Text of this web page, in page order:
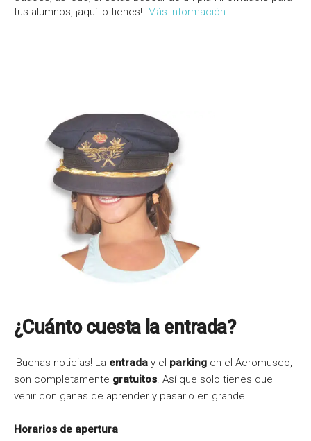
tus alumnos, ¡aquí lo tienes!. Más información.
¿Cuánto cuesta la entrada?
¡Buenas noticias! La entrada y el parking en el Aeromuseo,
son completamente gratuitos . Así que solo tienes que
venir con ganas de aprender y pasarlo en grande.
Horarios de apertura